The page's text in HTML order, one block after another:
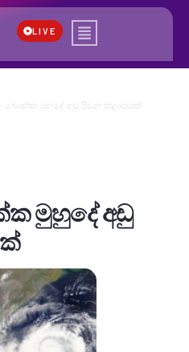
LIVE
බොක්ක මුහුදේ අඩු පීඩන කලාපයක්
මුහුදේ අඩු